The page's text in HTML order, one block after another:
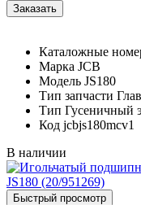
Каталожные
Марка JCB
Модель JS180
Тип запчасти
Тип Гусеничный
Код jcbjs180mcv1
В наличии